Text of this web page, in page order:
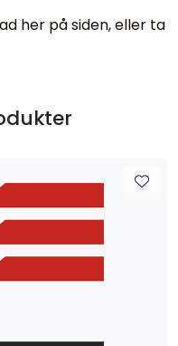
her på siden, eller ta